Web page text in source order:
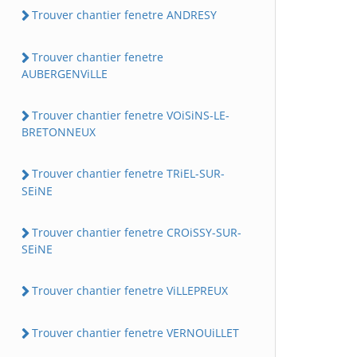
Trouver chantier fenetre ANDRESY
Trouver chantier fenetre
AUBERGENViLLE
Trouver chantier fenetre VOiSiNS-LE-
BRETONNEUX
Trouver chantier fenetre TRiEL-SUR-
SEiNE
Trouver chantier fenetre CROiSSY-SUR-
SEiNE
Trouver chantier fenetre ViLLEPREUX
Trouver chantier fenetre VERNOUiLLET